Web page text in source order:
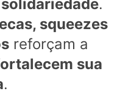
.
squeezes
reforçam a
sua
.